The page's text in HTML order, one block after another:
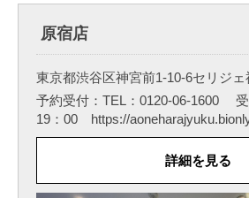
原宿店
東京都渋谷区神宮前1-10-6セリジェ
予約受付：TEL：0120-06-1600 受
19：00 https://
詳細を見る